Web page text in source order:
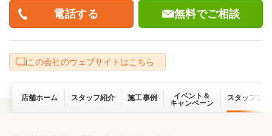
無料でご相談
この会社のウェブサイトはこちら
店舗ホーム スタッフ紹介 施工事例
イベント＆
キャンペーン
スタッフブ